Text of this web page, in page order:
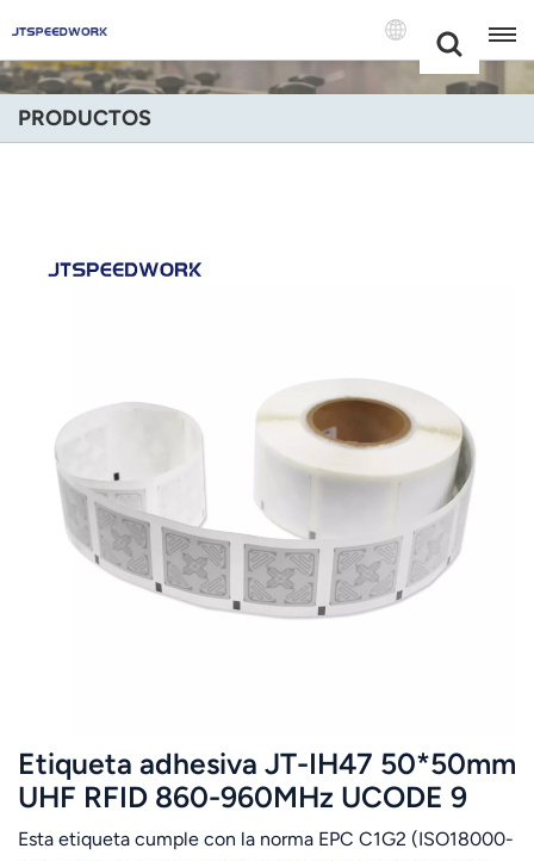
+86 -18681515767
English
Español
Português
عربي
Ελληνικά
Melayu
PRODUCTOS
Etiqueta adhesiva JT-IH47 50*50mm
UHF RFID 860-960MHz UCODE 9
Esta etiqueta cumple con la norma EPC C1G2 (ISO18000-